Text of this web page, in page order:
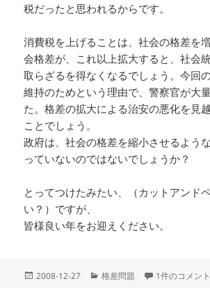
税だったと思われるからです。
消費税を上げることは、社会の格差を
会格差が、これ以上拡大すると、社会
取らざるを得なくなるでしょう。今回
維持のためという理由で、警察官が大
た。格差の拡大による治安の悪化を見
ことでしょう。
政府は、社会の格差を縮小させるよう
っていないのではないでしょうか？
とってつけたみたい、（カットアンド
い？）ですが、
皆様良い年をお迎えください。
投
2008-12-27
カ
格差問題 消費税の逆進
1件のコメント